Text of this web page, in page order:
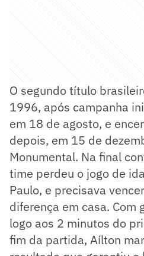
O segundo título
1996, após campanha
em 18 de agosto, e
depois, em 15 de
Monumental. Na final
time perdeu o jogo de
Paulo, e precisava
diferença em casa. Com
logo aos 2 minutos do
fim da partida, Aílton